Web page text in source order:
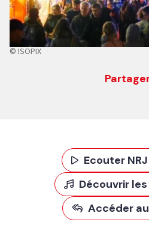
© ISOPIX
Ecouter
Découvrir
Accéder